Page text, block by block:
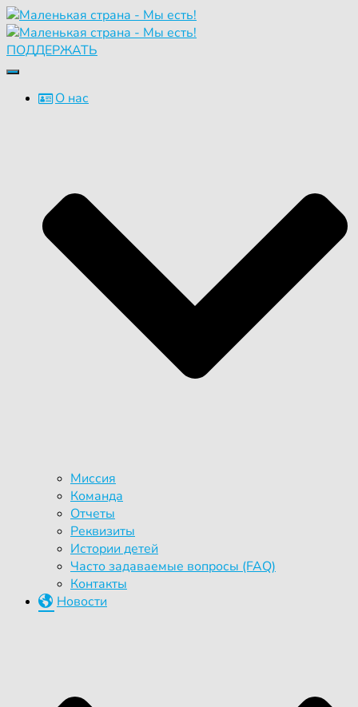
ПОДДЕРЖАТЬ
Переключить
навигациюО нас
Миссия
Команда
Отчеты
Реквизиты
Истории детей
Часто задаваемые вопросы (FAQ)
Контакты
Новости